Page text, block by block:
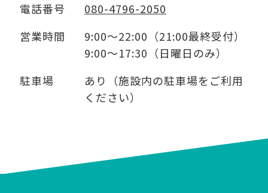
電話番号
080-4796-2050
営業時間
9:00～22:00（21:00最終受付）
9:00～17:30（日曜日のみ）
駐車場
あり（施設内の駐車場をご利用
ください）